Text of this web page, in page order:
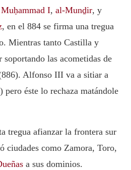
Muḥammad I, al-Munḏir, y
, en el 884 se firma una tregua
Mientras tanto Castilla y
las acometidas de
Alfonso III va a sitiar a
pero éste lo rechaza matándole
tregua afianzar la frontera sur
ciudades como Zamora, Toro,
a sus dominios.